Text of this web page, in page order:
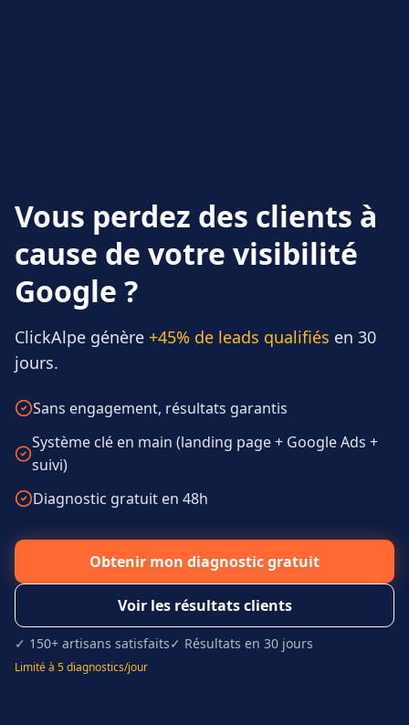
Vous perdez des clients à
cause de votre visibilité
Google ?
ClickAlpe génère +45% de leads qualifiés en 30
jours.
Sans engagement, résultats garantis
Système clé en main (landing page + Google Ads +
suivi)
Diagnostic gratuit en 48h
Obtenir mon diagnostic gratuit
Voir les résultats clients
✓ 150+ artisans satisfaits✓ Résultats en 30 jours
Limité à 5 diagnostics/jour